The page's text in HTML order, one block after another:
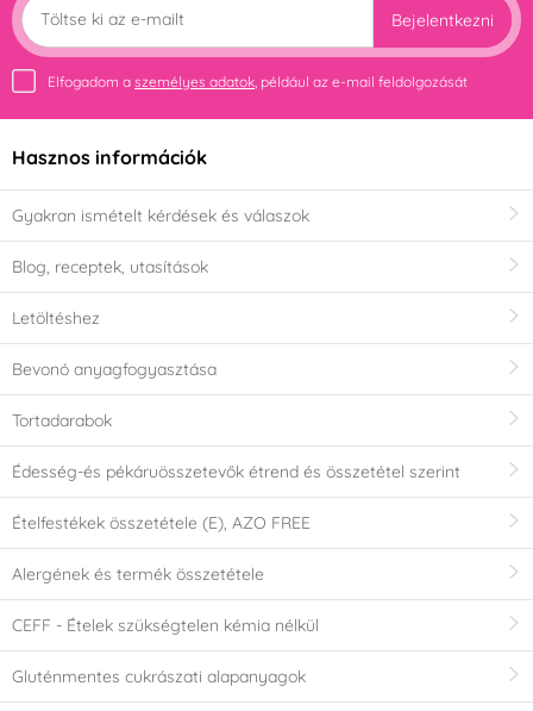
Bejelentkezni
Elfogadom a személyes adatok, például az e-mail feldolgozását
Hasznos információk
Gyakran ismételt kérdések és válaszok
Blog, receptek, utasítások
Letöltéshez
Bevonó anyagfogyasztása
Tortadarabok
Édesség-és pékáruösszetevők étrend és összetétel szerint
Ételfestékek összetétele (E), AZO FREE
Alergének és termék összetétele
CEFF - Ételek szükségtelen kémia nélkül
Gluténmentes cukrászati alapanyagok